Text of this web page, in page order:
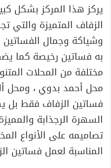
يركز هذا المركز بشكل
الزفاف المتميزة والتي
وشياكة وجمال
به فساتين رخيصة كما
مختلفة من المحلات
محل أحمد بدوي ، ومحل
فساتين الزفاف فقط بل
السهرة الرجذابة
تصاميمه على الأنواع
المناسبة لعمل فساتين